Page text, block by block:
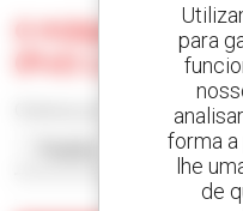
0 máquina
(Pvt) Ltd -
para
forma
lhe
de